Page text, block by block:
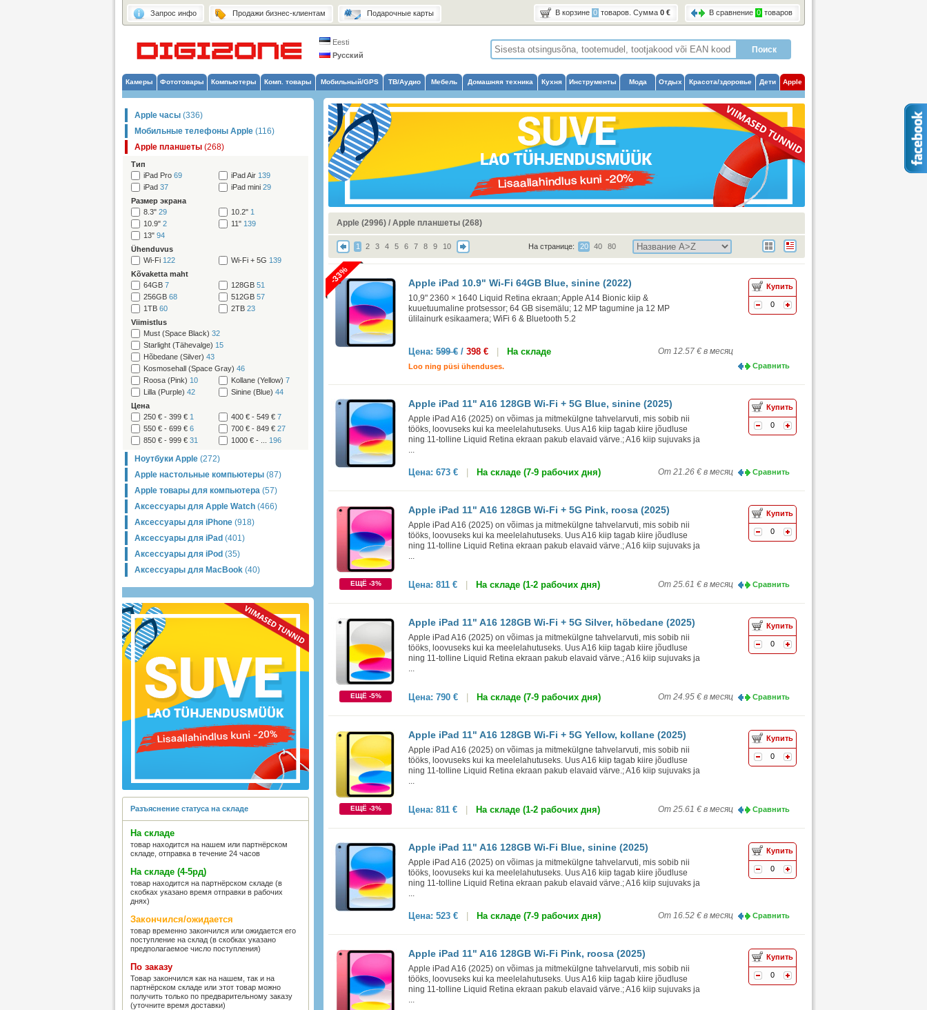
Запрос инфо Продажи бизнес-клиентам Подарочные карты В корзине 0 товаров . Сумма 0 € В сравнение 0 товаров
Eesti
Русский
Камеры Фототовары Компьютеры Комп. товары Мобильный/GPS ТВ/Аудио Мебель Домашняя техника Кухня Инструменты Мода Отдых Красота/здоровье Дети Apple
Apple часы (336)
Мобильные телефоны Apple (116)
Apple планшеты (268)
Тип
iPad Pro 69 iPad Air 139
iPad 37 iPad mini 29
Размер экрана
8.3" 29 10.2" 1
10.9" 2 11" 139
13" 94
Ühenduvus
Wi-Fi 122 Wi-Fi + 5G 139
Kõvaketta maht
64GB 7 128GB 51
256GB 68 512GB 57
1TB 60 2TB 23
Viimistlus
Must (Space Black) 32
Starlight (Tähevalge) 15
Hõbedane (Silver) 43
Kosmosehall (Space Gray) 46
Roosa (Pink) 10 Kollane (Yellow) 7
Lilla (Purple) 42 Sinine (Blue) 44
Цена
250 € - 399 € 1 400 € - 549 € 7
550 € - 699 € 6 700 € - 849 € 27
850 € - 999 € 31 1000 € - ... 196
Ноутбуки Apple (272)
Apple настольные компьютеры (87)
Apple товары для компьютера (57)
Аксессуары для Apple Watch (466)
Аксессуары для iPhone (918)
Аксессуары для iPad (401)
Аксессуары для iPod (35)
Аксессуары для MacBook (40)
Разъяснение статуса на складе
На складе
товар находится на нашем или партнёрском
складе, отправка в течение 24 часов
На складе (4-5рд)
товар находится на партнёрском складе (в
скобках указано время отправки в рабочих
днях)
Закончился/ожидается
товар временно закончился или ожидается его
поступление на склад (в скобках указано
предполагаемое число поступления)
По заказу
Товар закончился как на нашем, так и на
партнёрском складе или этот товар можно
получить только по предварительному заказу
(уточните время доставки)
Apple (2996) / Apple планшеты (268)
1 2 3 4 5 6 7 8 9 10 На странице: 20 40 80
Apple iPad 10.9" Wi-Fi 64GB Blue, sinine (2022)
10,9" 2360 × 1640 Liquid Retina ekraan; Apple A14 Bionic kiip &
kuuetuumaline protsessor; 64 GB sisemälu; 12 MP tagumine ja 12 MP
ülilainurk esikaamera; WiFi 6 & Bluetooth 5.2
Купить
0
Цена: 599 € / 398 € На складе От 12.57 € в месяц
Сравнить
Loo ning püsi ühenduses.
-33%
Apple iPad 11" A16 128GB Wi-Fi + 5G Blue, sinine (2025)
Apple iPad A16 (2025) on võimas ja mitmekülgne tahvelarvuti, mis sobib nii
tööks, loovuseks kui ka meelelahutuseks. Uus A16 kiip tagab kiire jõudluse
ning 11-tolline Liquid Retina ekraan pakub elavaid värve.; A16 kiip sujuvaks ja
...
Купить
0
Цена: 673 € На складе (7-9 рабочих дня) От 21.26 € в месяц Сравнить
Apple iPad 11" A16 128GB Wi-Fi + 5G Pink, roosa (2025)
Apple iPad A16 (2025) on võimas ja mitmekülgne tahvelarvuti, mis sobib nii
tööks, loovuseks kui ka meelelahutuseks. Uus A16 kiip tagab kiire jõudluse
ning 11-tolline Liquid Retina ekraan pakub elavaid värve.; A16 kiip sujuvaks ja
...
Купить
0
ЕЩЁ -3% Цена: 811 € На складе (1-2 рабочих дня) От 25.61 € в месяц Сравнить
Apple iPad 11" A16 128GB Wi-Fi + 5G Silver, hõbedane (2025)
Apple iPad A16 (2025) on võimas ja mitmekülgne tahvelarvuti, mis sobib nii
tööks, loovuseks kui ka meelelahutuseks. Uus A16 kiip tagab kiire jõudluse
ning 11-tolline Liquid Retina ekraan pakub elavaid värve.; A16 kiip sujuvaks ja
...
Купить
0
ЕЩЁ -5% Цена: 790 € На складе (7-9 рабочих дня) От 24.95 € в месяц Сравнить
Apple iPad 11" A16 128GB Wi-Fi + 5G Yellow, kollane (2025)
Apple iPad A16 (2025) on võimas ja mitmekülgne tahvelarvuti, mis sobib nii
tööks, loovuseks kui ka meelelahutuseks. Uus A16 kiip tagab kiire jõudluse
ning 11-tolline Liquid Retina ekraan pakub elavaid värve.; A16 kiip sujuvaks ja
...
Купить
0
ЕЩЁ -3% Цена: 811 € На складе (1-2 рабочих дня) От 25.61 € в месяц Сравнить
Apple iPad 11" A16 128GB Wi-Fi Blue, sinine (2025)
Apple iPad A16 (2025) on võimas ja mitmekülgne tahvelarvuti, mis sobib nii
tööks, loovuseks kui ka meelelahutuseks. Uus A16 kiip tagab kiire jõudluse
ning 11-tolline Liquid Retina ekraan pakub elavaid värve.; A16 kiip sujuvaks ja
...
Купить
0
Цена: 523 € На складе (7-9 рабочих дня) От 16.52 € в месяц Сравнить
Apple iPad 11" A16 128GB Wi-Fi Pink, roosa (2025)
Apple iPad A16 (2025) on võimas ja mitmekülgne tahvelarvuti, mis sobib nii
tööks, loovuseks kui ka meelelahutuseks. Uus A16 kiip tagab kiire jõudluse
ning 11-tolline Liquid Retina ekraan pakub elavaid värve.; A16 kiip sujuvaks ja
...
Купить
0